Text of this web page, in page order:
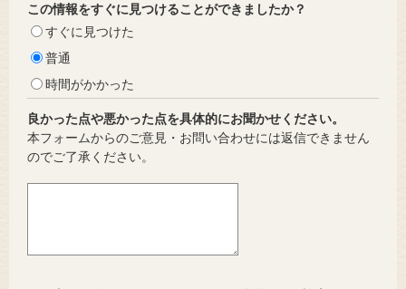
この情報をすぐに見つけることができましたか？
すぐに見つけた
普通
時間がかかった
良かった点や悪かった点を具体的にお聞かせください。
本フォームからのご意見・お問い合わせには返信できません
のでご了承ください。